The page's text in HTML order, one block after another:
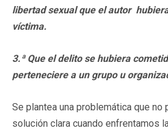
libertad sexual que el autor
víctima.
3.ª Que el delito se hubiera
perteneciere a un grupo u
Se plantea una problemática que no
solución clara cuando enfrentamos